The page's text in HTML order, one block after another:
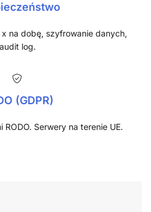
na dobę, szyfrowanie danych,
audit log.
(GDPR)
Serwery na terenie UE.